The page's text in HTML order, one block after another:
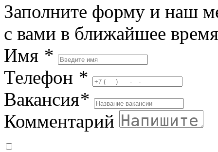
Заполните форму и наш
с вами в ближайшее время
Имя *
Телефон *
Вакансия*
Комментарий